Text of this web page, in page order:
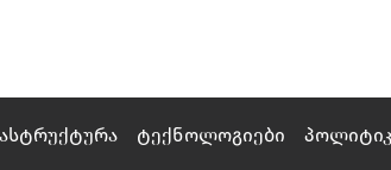
ტექნოლოგიები